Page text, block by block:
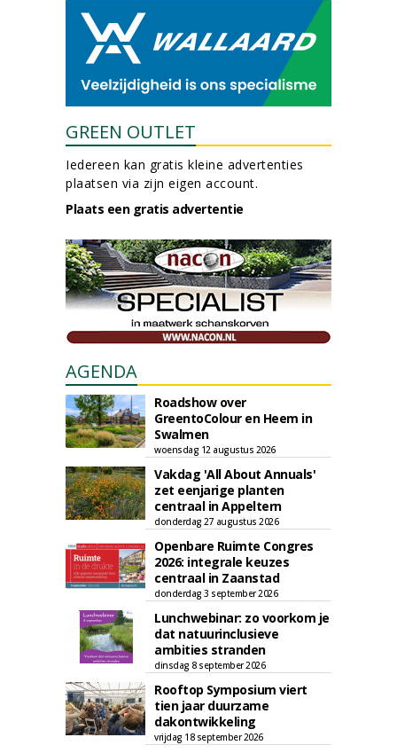
GREEN OUTLET
Iedereen kan gratis kleine advertenties
plaatsen via zijn eigen account.
Plaats een gratis advertentie
AGENDA
Roadshow over
GreentoColour en Heem in
Swalmen
woensdag 12 augustus 2026
Vakdag 'All About Annuals'
zet eenjarige planten
centraal in Appeltern
donderdag 27 augustus 2026
Openbare Ruimte Congres
2026: integrale keuzes
centraal in Zaanstad
donderdag 3 september 2026
Lunchwebinar: zo voorkom je
dat natuurinclusieve
ambities stranden
dinsdag 8 september 2026
Rooftop Symposium viert
tien jaar duurzame
dakontwikkeling
vrijdag 18 september 2026